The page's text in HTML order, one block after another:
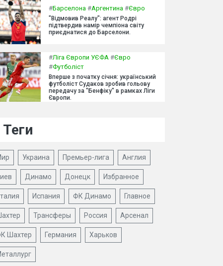
#Барселона #Аргентина #Євро
"Відмовив Реалу": агент Родрі
підтвердив намір чемпіона світу
приєднатися до Барселони.
#Ліга Європи УЄФА #Євро
#Футболіст
Вперше з початку січня: український
футболіст Судаков зробив гольову
передачу за "Бенфіку" в рамках Ліги
Європи.
Теги
Украина Премьер-лига Англия
Динамо Донецк Избранное
Испания ФК Динамо Главное
Шахтер Трансферы Россия Арсенал
Шахтер Германия Харьков